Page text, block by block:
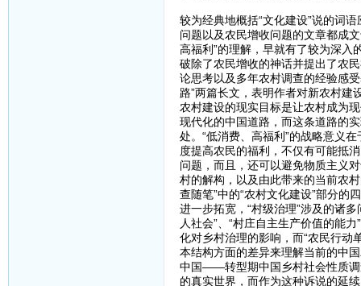
较为经典地概括“文化建设”说的词
问题以及农民增收问题的文章都成
高福利”的理解，早就有了较为深入
破除了农民增收的神话并提出了农
论思考以及多年农村调查的经验感
路”两篇长文，表明作者对新农村
农村建设的现实目标是让农村成为
现代化的中国道路，而这条道路的
处。“低消费、高福利”的战略意义
度提高农民的福利，不仅有可能抵
问题，而且，还可以避免物质主义
村的解构，以及由此带来的当前农
查随笔”中的“农村文化建设”部分的
进一步拓宽，“村级治理”涉及的诸
人社会”、“村庄自主生产价值的能
化对乡村治理的影响，而“农民行动
本结构方面的差异来理解当前的中
中国——转型期中国乡村社会性质调
的真实世界，而作为这种诉说的延